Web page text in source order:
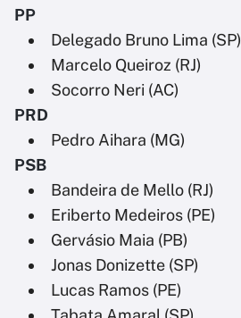
PP
Delegado Bruno Lima (SP)
Marcelo Queiroz (RJ)
Socorro Neri (AC)
PRD
Pedro Aihara (MG)
PSB
Bandeira de Mello (RJ)
Eriberto Medeiros (PE)
Gervásio Maia (PB)
Jonas Donizette (SP)
Lucas Ramos (PE)